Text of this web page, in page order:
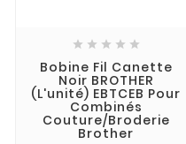
    
Bobine Fil Canette
Noir BROTHER
(l'unité) EBTCEB Pour
Combinés
Couture/broderie
Brother